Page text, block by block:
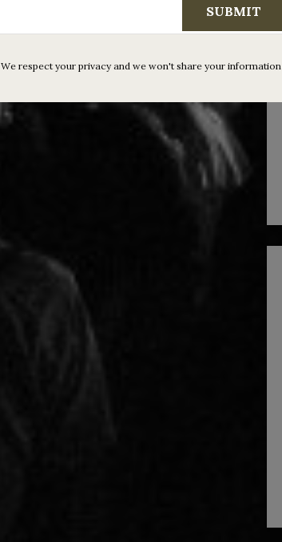
SUBMIT
We respect your privacy and we won't share your information